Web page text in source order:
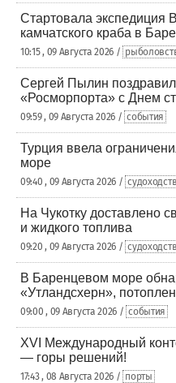
Стартовала
камчатского краба в
10:15 , 09 Августа 2026 /
Сергей Пылин поздравил
«Росморпорта» с Днем
09:59 , 09 Августа 2026 / события
Турция ввела
море
09:40 , 09 Августа 2026 /
На Чукотку доставлено
и жидкого топлива
09:20 , 09 Августа 2026 /
В Баренцевом море
«Утландсхерн»,
09:00 , 09 Августа 2026 / события
XVI Международный
— горы решений!
17:43 , 08 Августа 2026 / порты